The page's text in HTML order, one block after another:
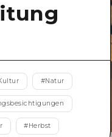
#Natur
#Herbst